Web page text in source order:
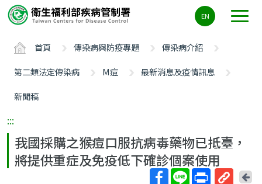
要
ALT+C
EN
首頁 傳染病與防疫專題
傳染病介紹
第二類法定傳染病
M痘
最新消息及疫情訊息
新聞稿
:::
我國採購之猴痘口服抗病毒藥物已抵臺，
將提供重症及免疫低下確診個案使用
回